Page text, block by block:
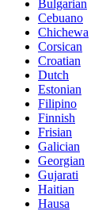
Bulgarian
Cebuano
Chichewa
Corsican
Croatian
Dutch
Estonian
Filipino
Finnish
Frisian
Galician
Georgian
Gujarati
Haitian
Hausa